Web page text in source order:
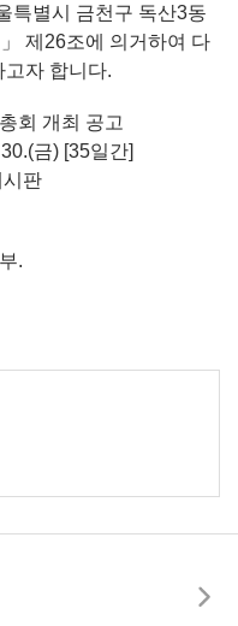
특별시 금천구 독산3동
제26조에 의거하여 다
자 합니다.
회 개최 공고
금) [35일간]
시판
.